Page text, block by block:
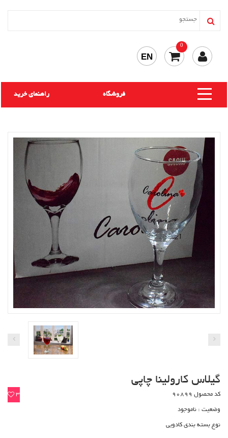
0
EN
راهنمای خرید فروشگاه
گیلاس کارولینا چاپی
3 کد محصول 90899
وضعیت : ناموجود
نوع بسته بندی کادویی